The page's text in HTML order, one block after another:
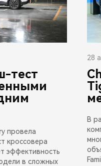
тест
провела
кроссовера
эффективность
в сложных
28
В